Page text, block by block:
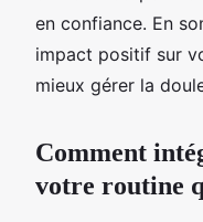
en confiance. En
impact positif sur
mieux gérer la
Comment
votre routine